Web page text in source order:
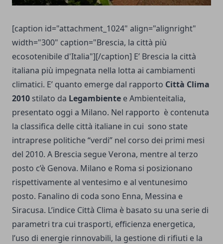
[caption id="attachment_1024" align="alignright"
width="300" caption="Brescia, la città più
ecosotenibile d'Italia"][/caption] E’ Brescia la città
italiana più impegnata nella lotta ai cambiamenti
climatici. E’ quanto emerge dal rapporto Città Clima
2010 stilato da Legambiente e Ambienteitalia,
presentato oggi a Milano. Nel rapporto è contenuta
la classifica delle città italiane in cui sono state
intraprese politiche “verdi” nel corso dei primi mesi
del 2010. A Brescia segue Verona, mentre al terzo
posto c’è Genova. Milano e Roma si posizionano
rispettivamente al ventesimo e al ventunesimo
posto. Fanalino di coda sono Enna, Messina e
Siracusa. L’indice Città Clima è basato su una serie di
parametri tra cui trasporti, efficienza energetica,
l’uso di energie rinnovabili, la gestione di rifiuti e la